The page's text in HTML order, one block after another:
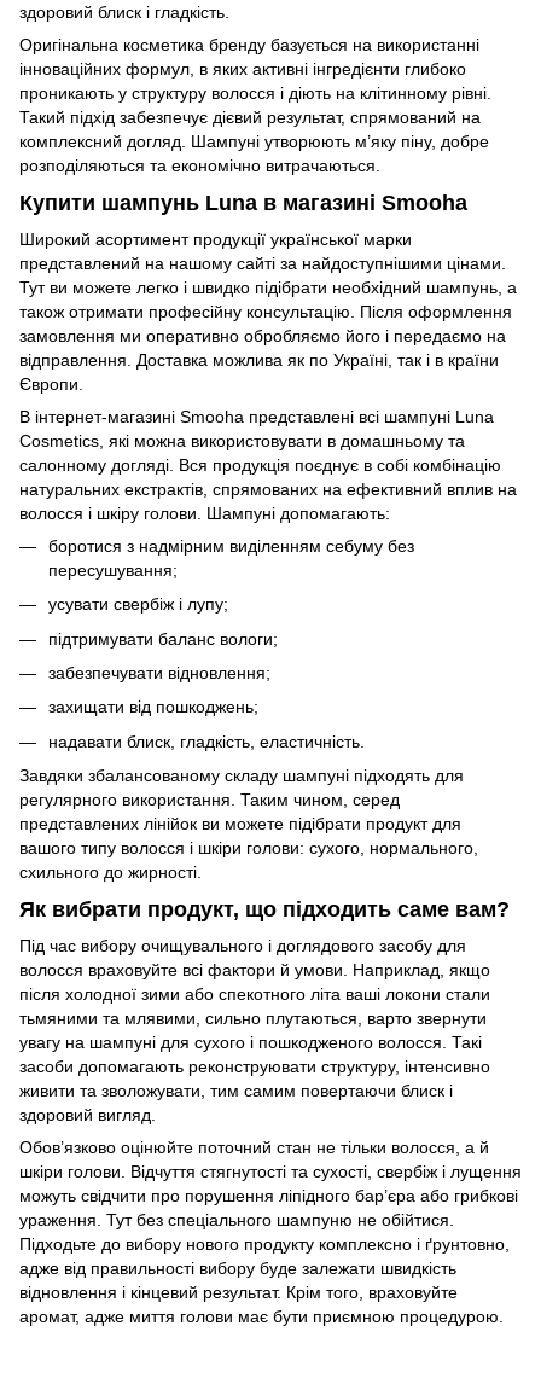
здоровий блиск і гладкість.
Оригінальна косметика бренду базується на використанні
інноваційних формул, в яких активні інгредієнти глибоко
проникають у структуру волосся і діють на клітинному рівні.
Такий підхід забезпечує дієвий результат, спрямований на
комплексний догляд. Шампуні утворюють м’яку піну, добре
розподіляються та економічно витрачаються.
Купити шампунь Luna в магазині Smooha
Широкий асортимент продукції української марки
представлений на нашому сайті за найдоступнішими цінами.
Тут ви можете легко і швидко підібрати необхідний шампунь, а
також отримати професійну консультацію. Після оформлення
замовлення ми оперативно обробляємо його і передаємо на
відправлення. Доставка можлива як по Україні, так і в країни
Європи.
В інтернет-магазині Smooha представлені всі шампуні Luna
Cosmetics, які можна використовувати в домашньому та
салонному догляді. Вся продукція поєднує в собі комбінацію
натуральних екстрактів, спрямованих на ефективний вплив на
волосся і шкіру голови. Шампуні допомагають:
боротися з надмірним виділенням себуму без
пересушування;
усувати свербіж і лупу;
підтримувати баланс вологи;
забезпечувати відновлення;
захищати від пошкоджень;
надавати блиск, гладкість, еластичність.
Завдяки збалансованому складу шампуні підходять для
регулярного використання. Таким чином, серед
представлених лінійок ви можете підібрати продукт для
вашого типу волосся і шкіри голови: сухого, нормального,
схильного до жирності.
Як вибрати продукт, що підходить саме вам?
Під час вибору очищувального і доглядового засобу для
волосся враховуйте всі фактори й умови. Наприклад, якщо
після холодної зими або спекотного літа ваші локони стали
тьмяними та млявими, сильно плутаються, варто звернути
увагу на шампуні для сухого і пошкодженого волосся. Такі
засоби допомагають реконструювати структуру, інтенсивно
живити та зволожувати, тим самим повертаючи блиск і
здоровий вигляд.
Обов’язково оцінюйте поточний стан не тільки волосся, а й
шкіри голови. Відчуття стягнутості та сухості, свербіж і лущення
можуть свідчити про порушення ліпідного бар’єра або грибкові
ураження. Тут без спеціального шампуню не обійтися.
Підходьте до вибору нового продукту комплексно і ґрунтовно,
адже від правильності вибору буде залежати швидкість
відновлення і кінцевий результат. Крім того, враховуйте
аромат, адже миття голови має бути приємною процедурою.